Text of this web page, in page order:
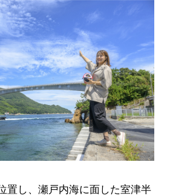
置し、瀬戸内海に面した室津半